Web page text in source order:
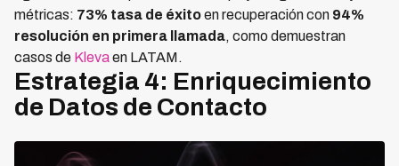
métricas: 73% tasa de éxitoen recuperación con 94%
resolución en primera llamada, como demuestran
casos de Klevaen LATAM.
Estrategia 4: Enriquecimiento
de Datos de Contacto